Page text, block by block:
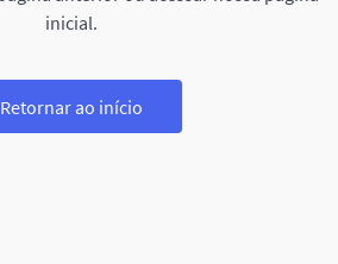
inicial.
Retornar ao início